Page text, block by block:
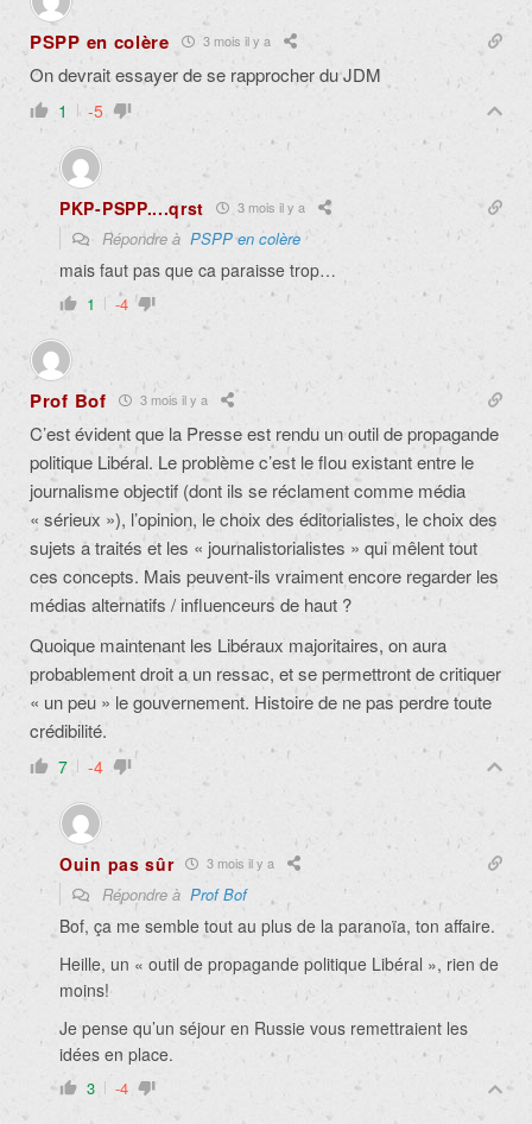
PSPP en colère 3 mois il y a
On devrait essayer de se rapprocher du JDM
1 -5
PKP-PSPP....qrst 3 mois il y a
Répondre à PSPP en colère
mais faut pas que ca paraisse trop…
1 -4
Prof Bof 3 mois il y a
C’est évident que la Presse est rendu un outil de propagande
politique Libéral. Le problème c’est le flou existant entre le
journalisme objectif (dont ils se réclament comme média
« sérieux »), l’opinion, le choix des éditorialistes, le choix des
sujets a traités et les « journalistorialistes » qui mêlent tout
ces concepts. Mais peuvent-ils vraiment encore regarder les
médias alternatifs / influenceurs de haut ?
Quoique maintenant les Libéraux majoritaires, on aura
probablement droit a un ressac, et se permettront de critiquer
« un peu » le gouvernement. Histoire de ne pas perdre toute
crédibilité.
7 -4
Ouin pas sûr 3 mois il y a
Répondre à Prof Bof
Bof, ça me semble tout au plus de la paranoïa, ton affaire.
Heille, un « outil de propagande politique Libéral », rien de
moins!
Je pense qu’un séjour en Russie vous remettraient les
idées en place.
3 -4